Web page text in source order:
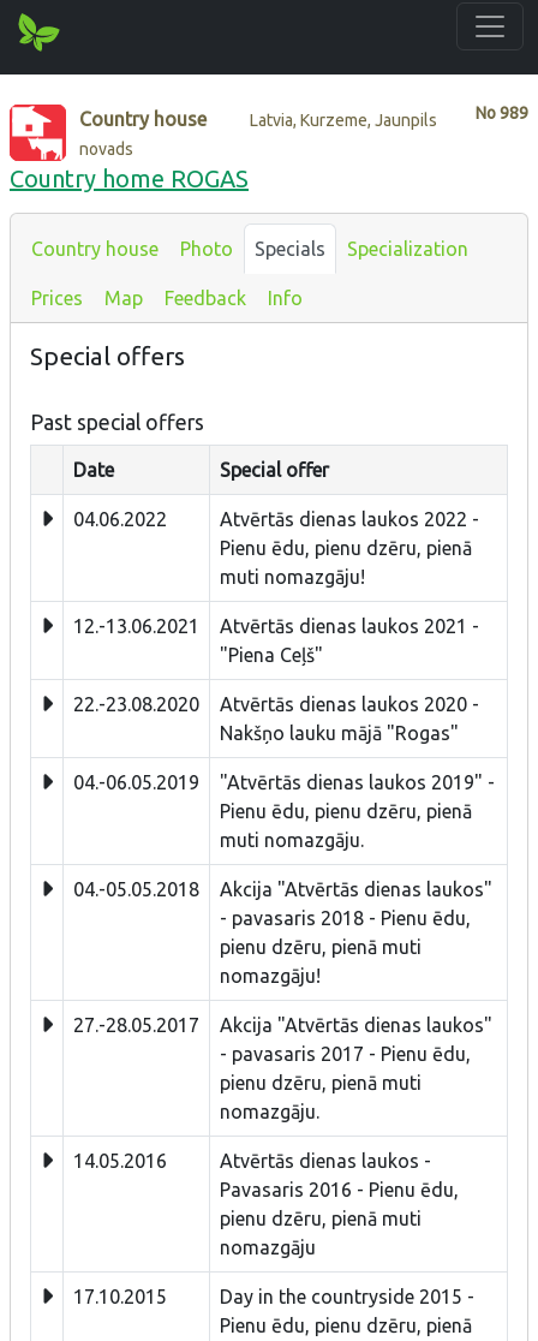
No989
Country house
Latvia, Kurzeme, Jaunpils
novads
Country home ROGAS
Country house Photo Specials Specialization
Prices Map Feedback Info
Special offers
Past special offers
Date Special offer
04.06.2022
Atvērtās dienas laukos 2022 -
Pienu ēdu, pienu dzēru, pienā
muti nomazgāju!
12.-13.06.2021
Atvērtās dienas laukos 2021 -
"Piena Ceļš"
22.-23.08.2020
Atvērtās dienas laukos 2020 -
Nakšņo lauku mājā "Rogas"
04.-06.05.2019
"Atvērtās dienas laukos 2019" -
Pienu ēdu, pienu dzēru, pienā
muti nomazgāju.
04.-05.05.2018
Akcija "Atvērtās dienas laukos"
- pavasaris 2018 - Pienu ēdu,
pienu dzēru, pienā muti
nomazgāju!
27.-28.05.2017
Akcija "Atvērtās dienas laukos"
- pavasaris 2017 - Pienu ēdu,
pienu dzēru, pienā muti
nomazgāju.
14.05.2016
Atvērtās dienas laukos -
Pavasaris 2016 - Pienu ēdu,
pienu dzēru, pienā muti
nomazgāju
17.10.2015
Day in the countryside 2015 -
Pienu ēdu, pienu dzēru, pienā